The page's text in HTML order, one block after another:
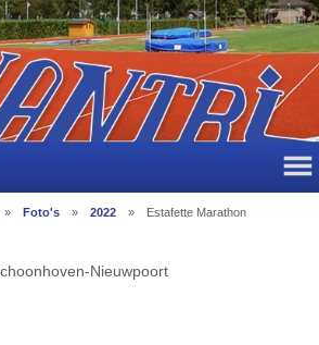
» Foto's » 2022 »
Estafette Marathon
Nieuwpoort